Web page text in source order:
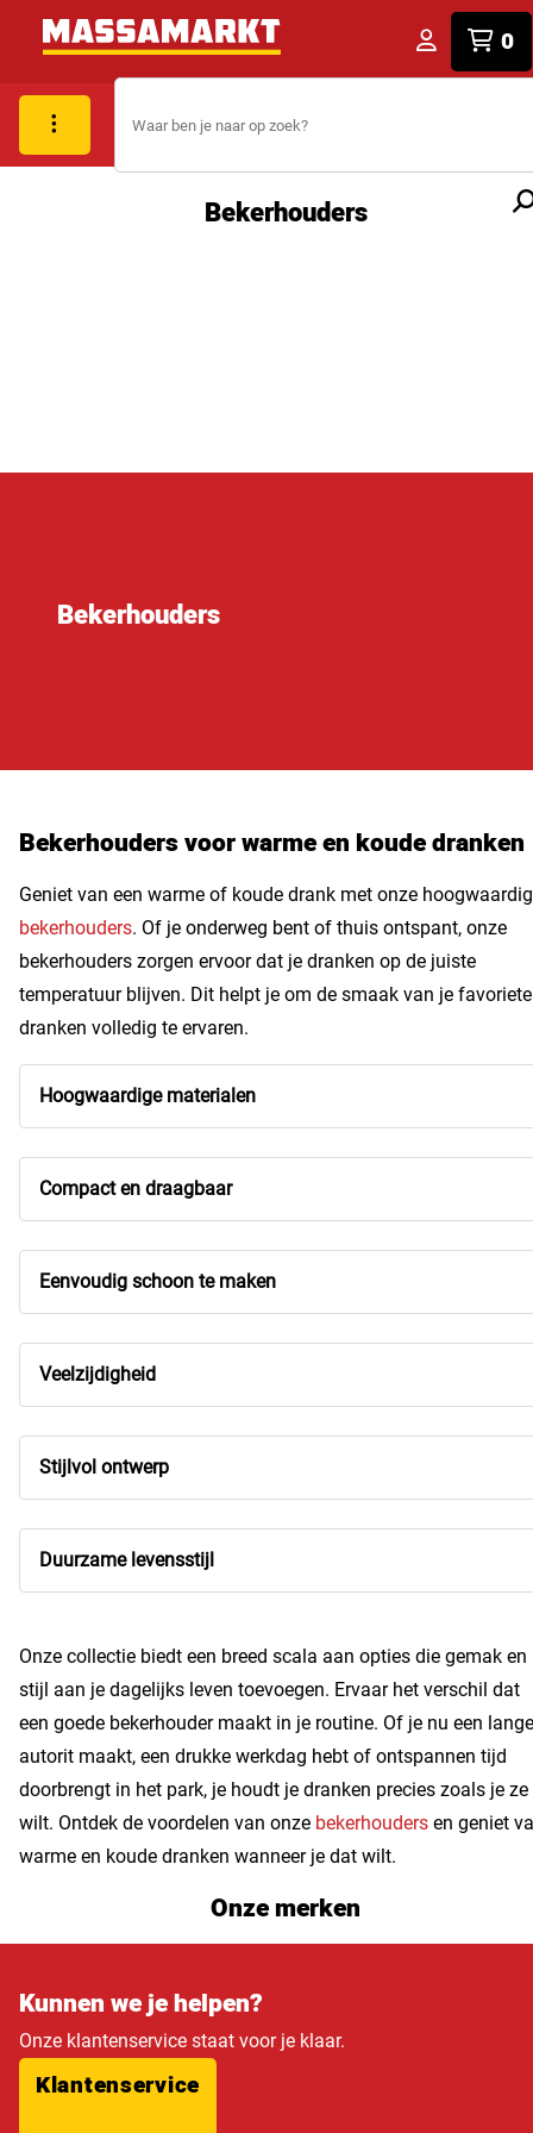
0
Bekerhouders
Bekerhouders
Bekerhouders voor warme en koude dranken
Geniet van een warme of koude drank met onze
bekerhouders. Of je onderweg bent of thuis ontspant, onze
bekerhouders zorgen ervoor dat je dranken op de juiste
temperatuur blijven. Dit helpt je om de smaak van je favoriete
dranken volledig te ervaren.
Hoogwaardige materialen
Compact en draagbaar
Eenvoudig schoon te maken
Veelzijdigheid
Stijlvol ontwerp
Duurzame levensstijl
Onze collectie biedt een breed scala aan opties die gemak en
stijl aan je dagelijks leven toevoegen. Ervaar het verschil dat
een goede bekerhouder maakt in je routine. Of je nu een lange
autorit maakt, een drukke werkdag hebt of ontspannen tijd
doorbrengt in het park, je houdt je dranken precies zoals je ze
wilt. Ontdek de voordelen van onze bekerhouders en geniet
warme en koude dranken wanneer je dat wilt.
Onze merken
Kunnen we je helpen?
Onze klantenservice staat voor je klaar.
Klantenservice